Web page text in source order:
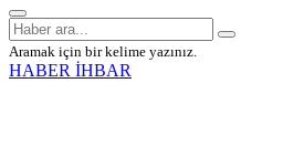
Aramak için bir kelime yazınız.
HABER İHBAR